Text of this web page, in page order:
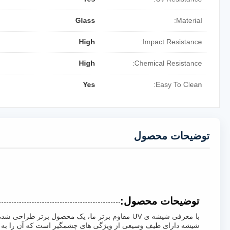
Material:
Glass
Impact Resistance:
High
Chemical Resistance:
High
Easy To Clean:
Yes
توضیحات محصول
توضیحات محصول:
شیشه دارای طیف وسیعی از ویژگی های چشمگیر است که آن را به